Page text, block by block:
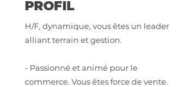
PROFIL
H/F, dynamique, vous êtes un leader
alliant terrain et gestion.
- Passionné et animé pour le
commerce. Vous êtes force de vente.